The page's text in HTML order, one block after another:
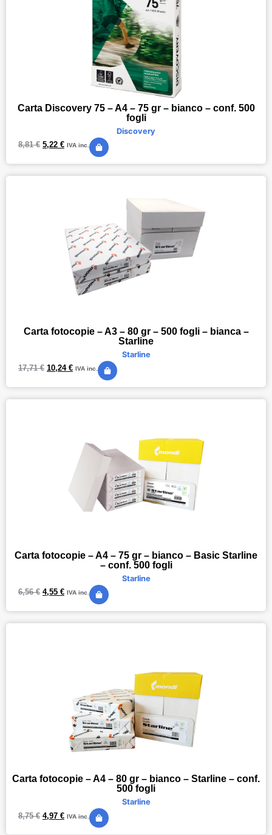
Carta Discovery 75 – A4 – 75 gr – bianco – conf. 500
fogli
Discovery
8,81€ 5,22 € IVA inc.
Carta fotocopie – A3 – 80 gr – 500 fogli – bianca –
Starline
Starline
17,71€ 10,24 € IVA inc.
Carta fotocopie – A4 – 75 gr – bianco – Basic Starline
– conf. 500 fogli
Starline
6,56€ 4,55 € IVA inc.
Carta fotocopie – A4 – 80 gr – bianco – Starline – conf.
500 fogli
Starline
8,75€ 4,97 € IVA inc.